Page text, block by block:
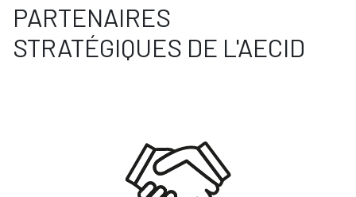
PARTENAIRES
STRATÉGIQUES DE L'AECID